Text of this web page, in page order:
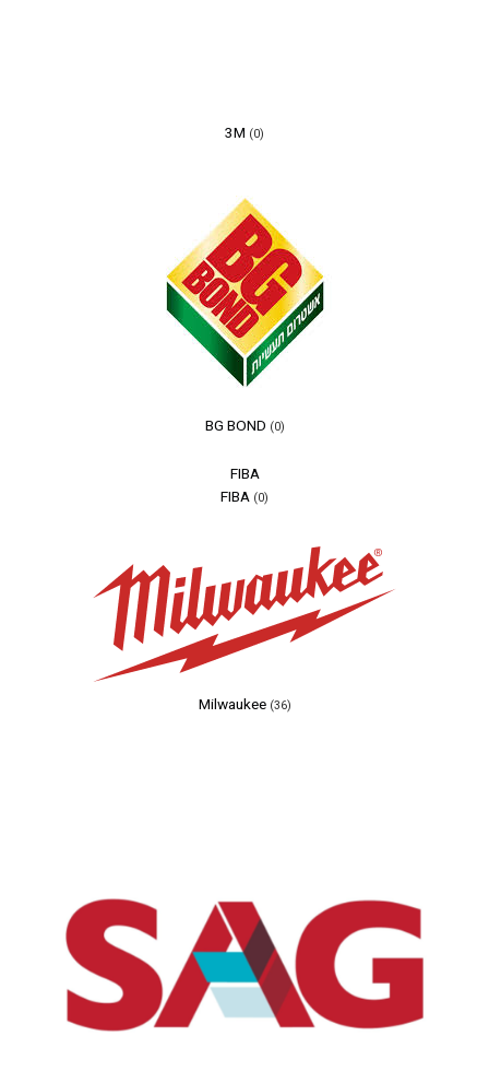
3M (0)
BG BOND (0)
FIBA
FIBA (0)
Milwaukee (36)